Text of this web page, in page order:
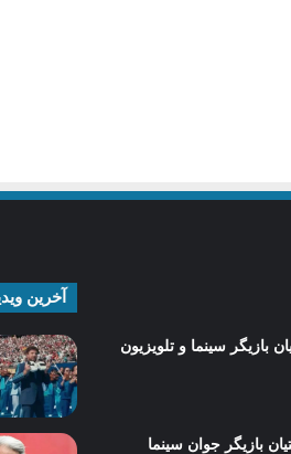
بازیگر سینما و تلویزیون
بازیگر جوان سینما
آخرین